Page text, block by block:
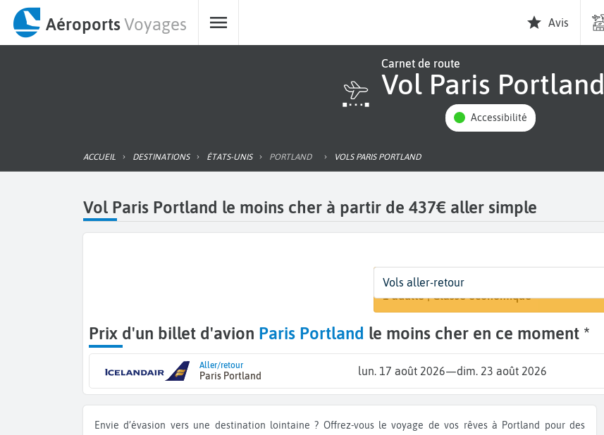
AéroportsVoyages Avis
Carnet de route
Vol Paris Portland
Accessibilité
ACCUEIL DESTINATIONS ÉTATS-UNIS PORTLAND VOLS PARIS PORTLAND
Vol Paris Portland le moins cher à partir de 437€ aller simple
Départ
Paris (PAR)
Dates
17 août - 23 août
Voyageurs | Classe
1 adulte | Classe économique
Vols aller-retour
Prix d'un billet d'avion Paris Portland le moins cher en ce moment *
Aller/retour
Paris Portland lun. 17 août 2026—dim. 23 août 2026
Envie d’évasion vers une destination lointaine ? Offrez-vous le voyage de vos rêves à Portland pour des